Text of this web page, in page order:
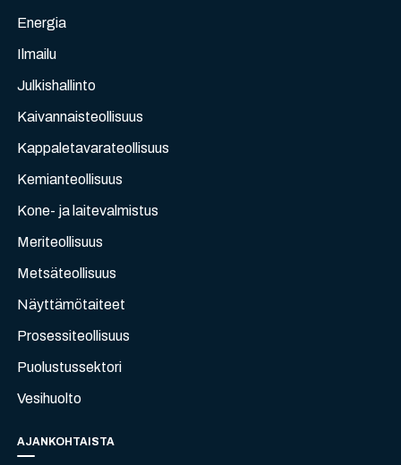
Energia
Ilmailu
Julkishallinto
Kaivannaisteollisuus
Kappaletavarateollisuus
Kemianteollisuus
Kone- ja laitevalmistus
Meriteollisuus
Metsäteollisuus
Näyttämötaiteet
Prosessiteollisuus
Puolustussektori
Vesihuolto
AJANKOHTAISTA